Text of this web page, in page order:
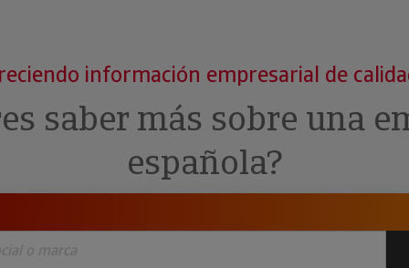
y ERP
· Recuperación de
Pública
Investigada
información empresarial de
saber más sobre una
española?